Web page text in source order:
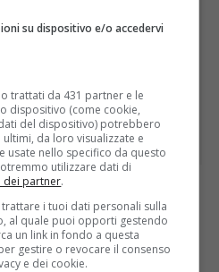
a Varallo
su dispositivo e/o accedervi
trattati da 431 partner e le
dispositivo (come cookie,
del dispositivo) potrebbero
da loro visualizzate e
usate nello specifico da questo
utilizzare dati di
dei partner.
i tuoi dati personali sulla
al quale puoi opporti gestendo
un link in fondo a questa
gestire o revocare il consenso
e dei cookie.